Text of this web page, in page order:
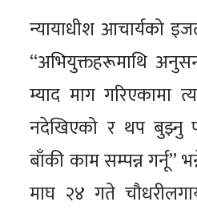
न्यायाधीश आचार्यको
“अभियुक्तहरूमाथि
म्याद माग गरिएकामा
नदेखिएको र थप बुझ्नु
बाँकी काम सम्पन्न गर्नू”
माघ २४ गते